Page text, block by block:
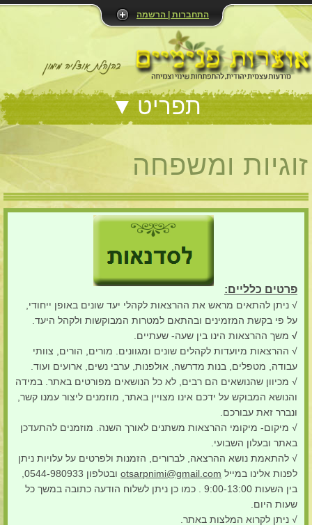
התחברות | הרשמה
תפריט
זוגיות ומשפחה
פרטים כלליים:
√ ניתן להתאים מראש את ההרצאות לקהלי יעד שונים באופן ייחודי,
על פי בקשת המזמינים ובהתאם למטרות המבוקשות ולקהל היעד.
√ משך ההרצאות הינו בין שעה- שעתיים.
√ ההרצאות מיועדות לקהלים שונים ומגוונים. מורים, הורים, צוותי
עבודה, מטפלים, בנות מדרשה, אולפנות, ערבי נשים, ארועים ועוד.
√ מכיוון שהנושאים הם רבים, לא כל הנושאים מפורטים באתר. במידה
והנושא המבוקש על ידכם אינו מצויין באתר, מוזמנים ליצור עמנו קשר,
ונברר זאת עבורכם.
√ מיקום- מיקומי ההרצאות משתנים לאורך השנה. מוזמנים להתעדכן
באתר ובעלון השבועי.
√ להתאמת נושא ההרצאה, לברורים, הזמנות ולפרטים על עלויות ניתן
לפנות אלינו במייל otsarpnimi@gmail.com
ובטלפון 0544-980933,
בין השעות 9:00-13:00 . כמו כן ניתן לשלוח הודעה כתובה במשך כל
שעות היום.
√ ניתן לקרוא המלצות באתר.